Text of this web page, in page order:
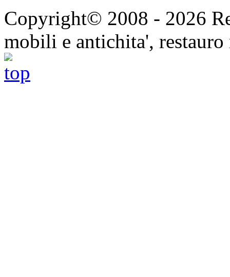
Copyright© 2008 - 2026
mobili e antichita',